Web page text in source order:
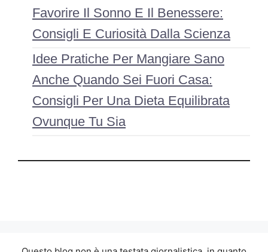
Favorire Il Sonno E Il Benessere:
Consigli E Curiosità Dalla Scienza
Idee Pratiche Per Mangiare Sano
Anche Quando Sei Fuori Casa:
Consigli Per Una Dieta Equilibrata
Ovunque Tu Sia